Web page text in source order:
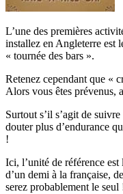
L’une des premières
installez en Angleterre est
« tournée des bars ».
Retenez cependant que «
Alors vous êtes prévenus,
Surtout s’il s’agit de
douter plus d’endurance
!
Ici, l’unité de référence
d’un demi à la française,
serez probablement le seul